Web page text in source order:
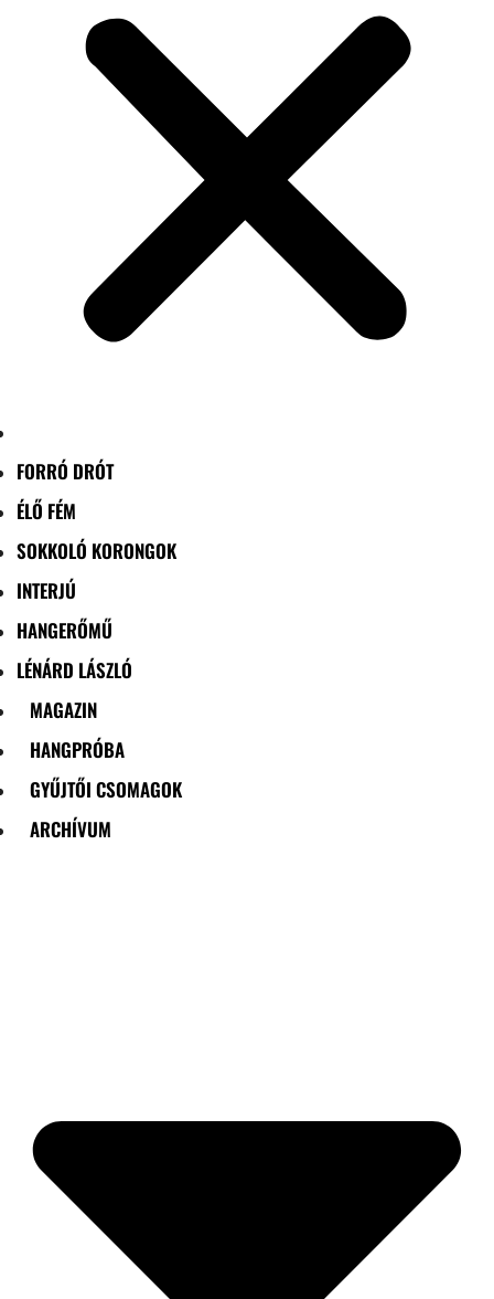
FORRÓ DRÓT
ÉLŐ FÉM
SOKKOLÓ KORONGOK
INTERJÚ
HANGERŐMŰ
LÉNÁRD LÁSZLÓ
MAGAZIN
HANGPRÓBA
GYŰJTŐI CSOMAGOK
ARCHÍVUM